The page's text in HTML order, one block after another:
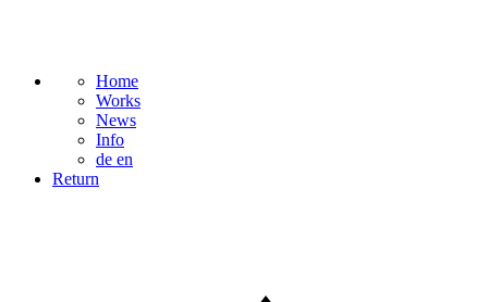
Home
Works
News
Info
de en
Return